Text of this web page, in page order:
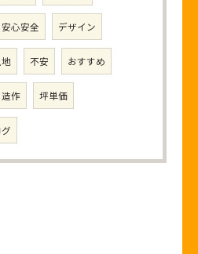
安心安全 デザイン
地 不安 おすすめ
造作 坪単価